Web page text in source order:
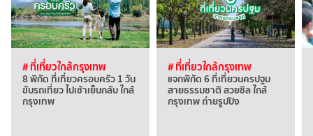
# ที่เที่ยวใกล้กรุงเทพ
8 พิกัด ที่เที่ยวครอบครัว 1 วัน
ขับรถเที่ยว ไปเช้าเย็นกลับ ใกล้
กรุงเทพ
# ที่เที่ยวใกล้กรุงเทพ
แจกพิกัด 6 ที่เที่ยวนครปฐม
สายธรรมชาติ สวยชิล ใกล้
กรุงเทพ ถ่ายรูปปัง